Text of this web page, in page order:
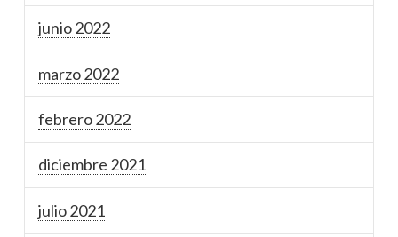
junio 2022
marzo 2022
febrero 2022
diciembre 2021
julio 2021